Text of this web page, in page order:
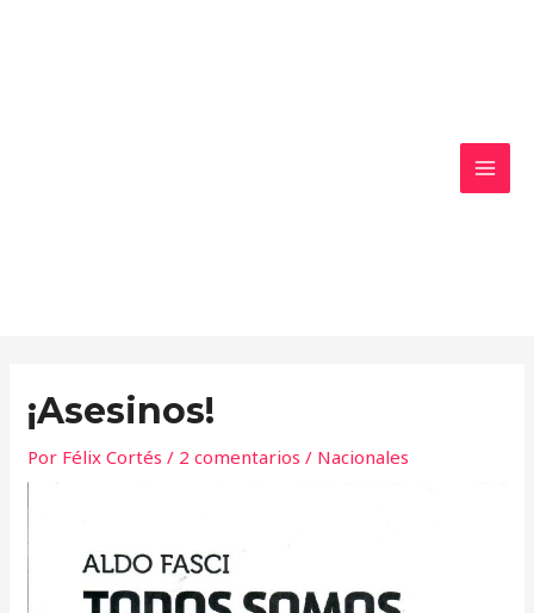
¡Asesinos!
Por Félix Cortés/ 2 comentarios / Nacionales